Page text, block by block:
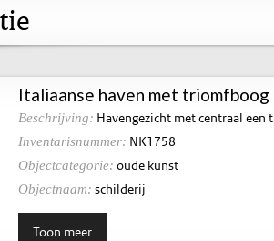
Italiaanse haven met triomfboog
Beschrijving: Havengezicht met centraal
Inventarisnummer: NK1758
Objectcategorie: oude kunst
Objectnaam: schilderij
Toon meer